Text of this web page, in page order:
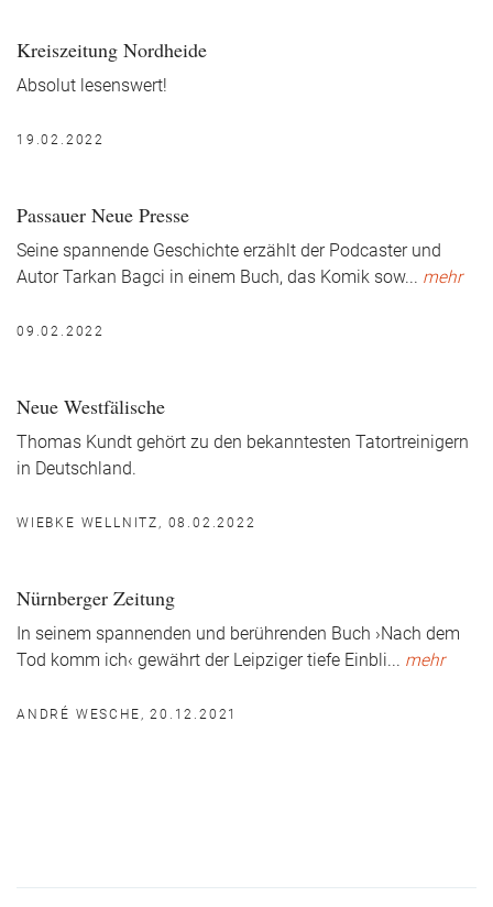
Kreiszeitung Nordheide
Absolut lesenswert!
19.02.2022
Passauer Neue Presse
Seine spannende Geschichte erzählt der Podcaster und
Autor Tarkan Bagci in einem Buch, das Komik sow... mehr
09.02.2022
Neue Westfälische
Thomas Kundt gehört zu den bekanntesten Tatortreinigern
in Deutschland.
WIEBKE WELLNITZ, 08.02.2022
Nürnberger Zeitung
In seinem spannenden und berührenden Buch ›Nach dem
Tod komm ich‹ gewährt der Leipziger tiefe Einbli... mehr
ANDRÉ WESCHE, 20.12.2021